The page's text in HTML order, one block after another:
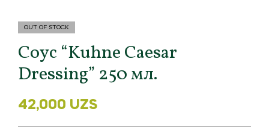
OUT OF STOCK
Соус “Kuhne Caesar
Dressing” 250 мл.
42,000 UZS